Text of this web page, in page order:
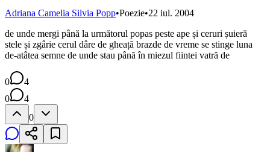
Adriana Camelia Silvia Popp•Poezie•22 iul. 2004
de unde mergi până la următorul popas peste ape și ceruri șuieră
stele și zgârie cerul dâre de gheață brazde de vreme se stinge luna
de-atâtea semne de unde stau până în miezul fiintei vatră de
0
4
0
4
0